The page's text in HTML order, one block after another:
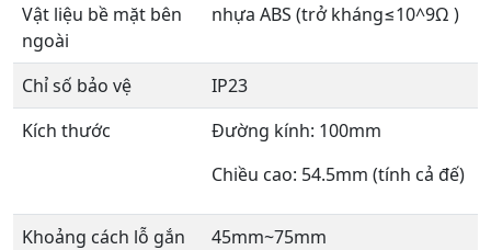
Vật liệu bề mặt bên
ngoài
nhựa ABS (trở kháng≤10^9Ω )
Chỉ số bảo vệ
IP23
Kích thước
Đường kính: 100mm
Chiều cao: 54.5mm (tính cả đế)
Khoảng cách lỗ gắn
45mm~75mm